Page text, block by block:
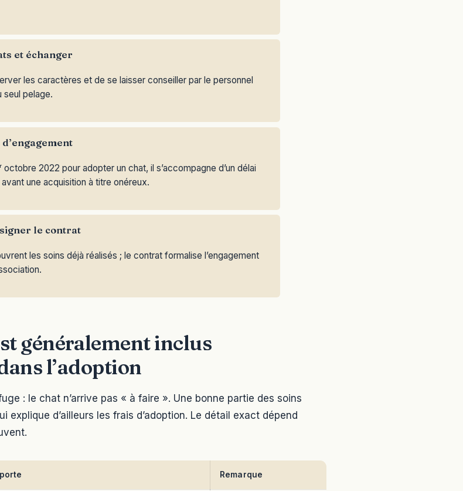
et échanger
les caractères et de se laisser conseiller par le personnel
seul pelage.
octobre 2022 pour adopter un chat, il s’accompagne d’un délai
une acquisition à titre onéreux.
le contrat
les soins déjà réalisés ; le contrat formalise l’engagement
généralement inclus
l’adoption
: le chat n’arrive pas « à faire ». Une bonne partie des soins
explique d’ailleurs les frais d’adoption. Le détail exact dépend
Remarque